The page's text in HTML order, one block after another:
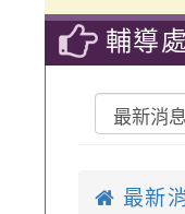
輔導
最新